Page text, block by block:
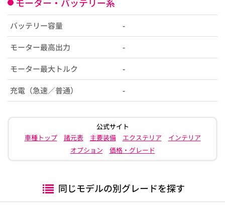
バッテリー容量 -
モーター最高出力 -
モーター最大トルク -
充電（急速／普通） -
公式サイト
車種トップ
諸元表 主要装備 エクステリア
インテリア
オプション
価格・グレード
同じモデルの別グレードを探す